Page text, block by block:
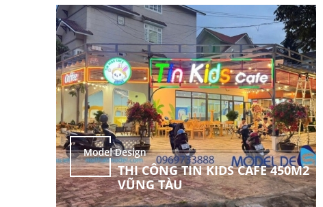
THI CÔNG TIN KIDS CAFE 450M2
VŨNG TÀU